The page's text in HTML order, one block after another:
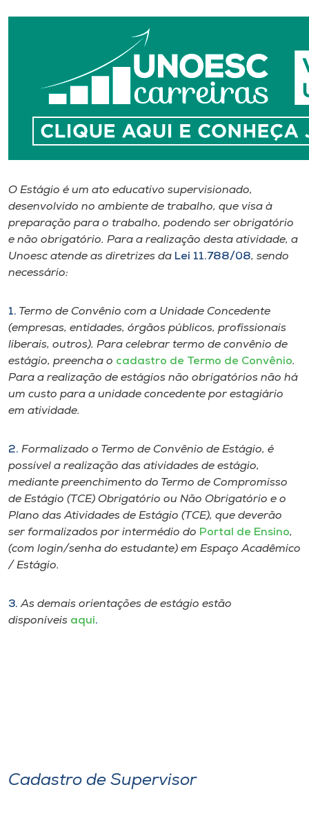
Biblioteca
Editora
Rádio
Museu
Unoesc
Store
o idioma
A+
O Estágio é um ato educativo supervisionado,
desenvolvido no ambiente de trabalho, que visa à
preparação para o trabalho, podendo ser obrigatório
e não obrigatório. Para a realização desta atividade, a
Unoesc atende as diretrizes da Lei 11.788/08, sendo
necessário:
1. Termo de Convênio com a Unidade Concedente
(empresas, entidades, órgãos públicos, profissionais
liberais, outros). Para celebrar termo de convênio de
estágio, preencha o cadastro de Termo de Convênio.
Para a realização de estágios não obrigatórios não há
um custo para a unidade concedente por estagiário
em atividade.
2. Formalizado o Termo de Convênio de Estágio, é
possível a realização das atividades de estágio,
mediante preenchimento do Termo de Compromisso
de Estágio (TCE) Obrigatório ou Não Obrigatório e o
Plano das Atividades de Estágio (TCE), que deverão
ser formalizados por intermédio do Portal de Ensino,
(com login/senha do estudante) em Espaço Acadêmico
/ Estágio.
3.As demais orientações de estágio estão
disponíveis aqui.
Cadastro de Supervisor